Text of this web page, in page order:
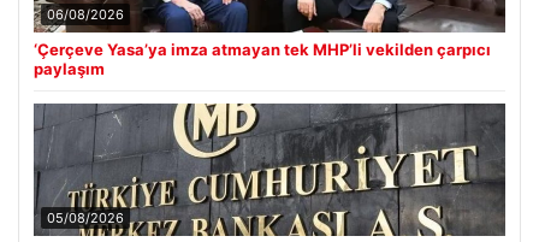
06/08/2026
‘Çerçeve Yasa’ya imza atmayan tek MHP’li vekilden çarpıcı
paylaşım
05/08/2026